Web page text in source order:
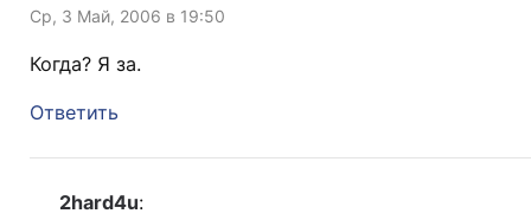
Ср, 3 Май, 2006 в 19:50
Когда? Я за.
Ответить
2hard4u: